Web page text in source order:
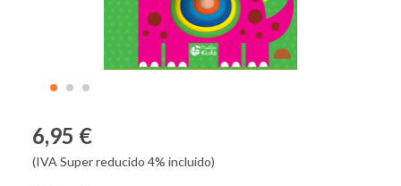
6,95 €
(IVA Super reducido 4% incluido)